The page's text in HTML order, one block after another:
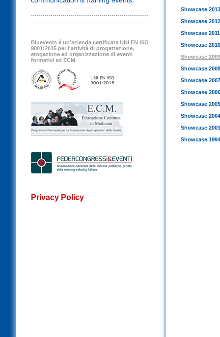
Bluevents é un'azienda certificata UNI EN ISO
9001:2015 per l'attività di progettazione,
erogazione ed organizzazione di eventi
formativi ed ECM.
Privacy Policy
Showcase 2013
Showcase 2012
Showcase 2011
Showcase 2010
Showcase 2009
Showcase 2008
Showcase 2007
Showcase 2006
Showcase 2005
Showcase 2004
Showcase 2003
Showcase